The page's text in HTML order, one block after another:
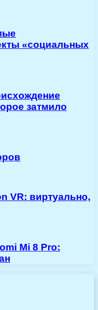
«социальных
затмило
VR: виртуально,
Mi 8 Pro: